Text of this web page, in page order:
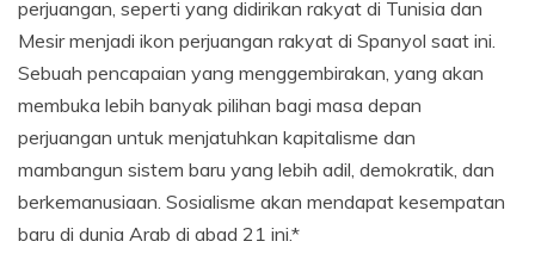
perjuangan, seperti yang didirikan rakyat di Tunisia dan
Mesir menjadi ikon perjuangan rakyat di Spanyol saat ini.
Sebuah pencapaian yang menggembirakan, yang akan
membuka lebih banyak pilihan bagi masa depan
perjuangan untuk menjatuhkan kapitalisme dan
mambangun sistem baru yang lebih adil, demokratik, dan
berkemanusiaan. Sosialisme akan mendapat kesempatan
baru di dunia Arab di abad 21 ini.*